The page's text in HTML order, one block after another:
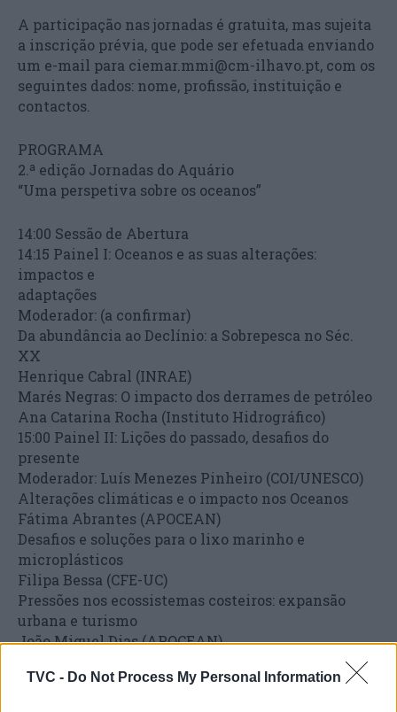
TVC - Do Not Process My Personal Information
A participação nas jornadas é gratuita, mas sujeita
a inscrição prévia, que pode ser efetuada enviando
um e-mail para ciemar.mmi@cm-ilhavo.pt, com os
seguintes dados: nome, profissão, instituição e
contactos.
PROGRAMA
2.ª edição Jornadas do Aquário
“Uma perspetiva sobre os oceanos”
14:00 Sessão de Abertura
14:15 Painel I: Oceanos e as suas alterações:
impactos e
adaptações
Moderador: (a confirmar)
Da abundância ao Declínio: a Sobrepesca no Séc.
XX
Henrique Cabral (INRAE)
Marés Negras: O impacto dos derrames de petróleo
Ana Catarina Rocha (Instituto Hidrográfico)
15:00 Painel II: Lições do passado, desafios do
presente
Moderador: Luís Menezes Pinheiro (COI/UNESCO)
Alterações climáticas e o impacto nos Oceanos
Fátima Abrantes (APOCEAN)
Desafios e soluções para o lixo marinho e
microplásticos
Filipa Bessa (CFE-UC)
Pressões nos ecossistemas costeiros: expansão
urbana e turismo
João Miguel Dias (APOCEAN)